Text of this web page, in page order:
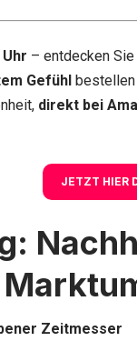
– entdecken
Gefühl bestellen
direkt bei
JETZT HIER
Zeitmesser